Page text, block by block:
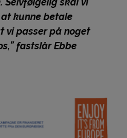
kunne betale
vi passer på noget
fastslår Ebbe